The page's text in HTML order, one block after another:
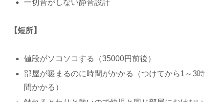
一切音がしない静音設計
【短所】
値段がソコソコする（35000円前後）
部屋が暖まるのに時間がかかる（つけてから1～3時
間かかる）